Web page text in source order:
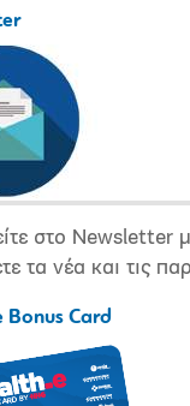
στο Newsletter
τα νέα και τις
Bonus Card